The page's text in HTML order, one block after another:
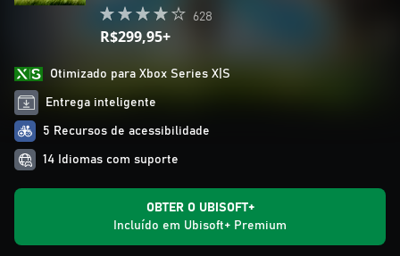
628
R$299,95+
Otimizado para Xbox Series X|S
Entrega inteligente
5 Recursos de acessibilidade
14 Idiomas com suporte
OBTER O UBISOFT+
Incluído em Ubisoft+ Premium